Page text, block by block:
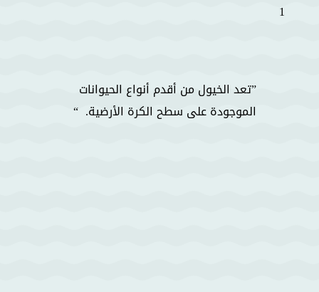
1
تعد الخيول من أقدم أنواع الحيوانات
الموجودة على سطح الكرة الأرضية.